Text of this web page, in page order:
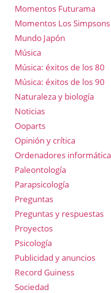
Momentos Futurama
Momentos Los Simpsons
Mundo Japón
Música
Música: éxitos de los 80
Música: éxitos de los 90
Naturaleza y biología
Noticias
Ooparts
Opinión y crítica
Ordenadores informática
Paleontología
Parapsicología
Preguntas
Preguntas y respuestas
Proyectos
Psicología
Publicidad y anuncios
Record Guiness
Sociedad